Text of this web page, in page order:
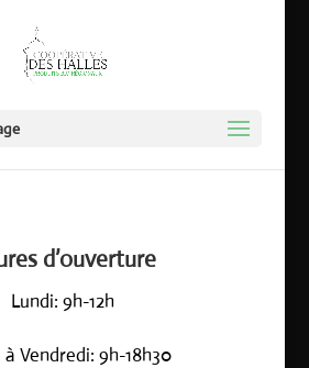
d’ouverture
Lundi: 9h-12h
Vendredi: 9h-18h30